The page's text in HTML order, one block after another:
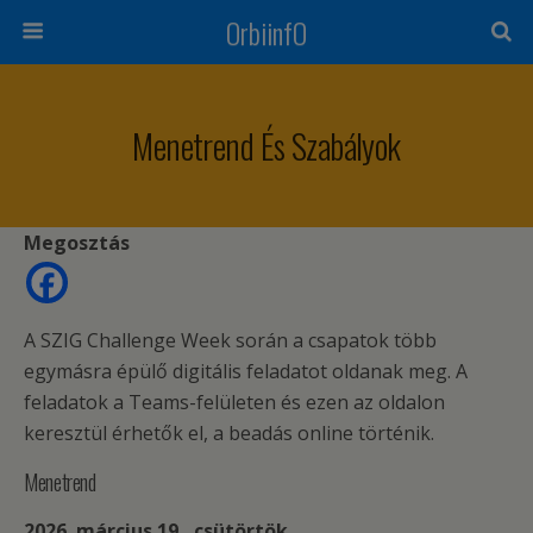
OrbiinfO
Menetrend És Szabályok
Megosztás
A SZIG Challenge Week során a csapatok több
egymásra épülő digitális feladatot oldanak meg. A
feladatok a Teams-felületen és ezen az oldalon
keresztül érhetők el, a beadás online történik.
Menetrend